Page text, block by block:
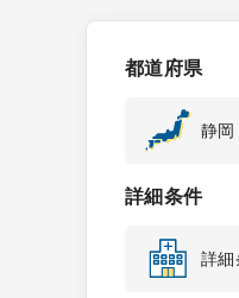
都道府県
静岡
詳細条件
詳細